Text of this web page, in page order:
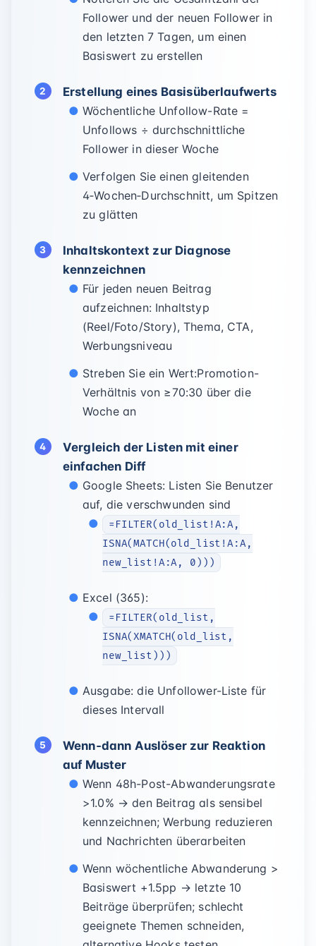
Follower und der neuen Follower in
den letzten 7 Tagen, um einen
Basiswert zu erstellen
Erstellung eines Basisüberlaufwerts
Wöchentliche Unfollow-Rate =
Unfollows ÷ durchschnittliche
Follower in dieser Woche
Verfolgen Sie einen gleitenden
4‑Wochen‑Durchschnitt, um Spitzen
zu glätten
Inhaltskontext zur Diagnose
kennzeichnen
Für jeden neuen Beitrag
aufzeichnen: Inhaltstyp
(Reel/Foto/Story), Thema, CTA,
Werbungsniveau
Streben Sie ein Wert:Promotion-
Verhältnis von ≥70:30 über die
Woche an
Vergleich der Listen mit einer
einfachen Diff
Google Sheets: Listen Sie Benutzer
auf, die verschwunden sind
=FILTER(old_list!A:A,
ISNA(MATCH(old_list!A:A,
new_list!A:A, 0)))
Excel (365):
=FILTER(old_list,
ISNA(XMATCH(old_list,
new_list)))
Ausgabe: die Unfollower-Liste für
dieses Intervall
Wenn‑dann Auslöser zur Reaktion
auf Muster
Wenn 48h-Post-Abwanderungsrate
>1.0% → den Beitrag als sensibel
kennzeichnen; Werbung reduzieren
und Nachrichten überarbeiten
Wenn wöchentliche Abwanderung >
Basiswert +1.5pp → letzte 10
Beiträge überprüfen; schlecht
geeignete Themen schneiden,